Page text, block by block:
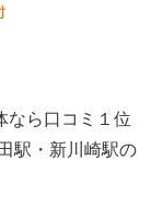
なら口コミ１位
駅・新川崎駅の